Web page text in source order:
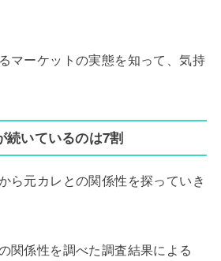
マーケットの実態を知って、気持
続いているのは7割
ら元カレとの関係性を探っていき
関係性を調べた調査結果による